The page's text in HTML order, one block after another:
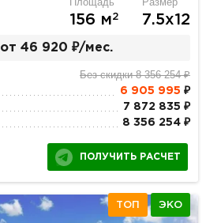
156 м2 7.5х12
от 46 920 ₽/мес.
Без скидки 8 356 254 ₽
6 905 995 ₽
7 872 835 ₽
8 356 254 ₽
ПОЛУЧИТЬ РАСЧЕТ
ТОП ЭКО